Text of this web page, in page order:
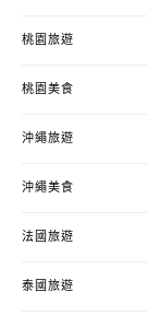
桃園旅遊
桃園美食
沖繩旅遊
沖繩美食
法國旅遊
泰國旅遊